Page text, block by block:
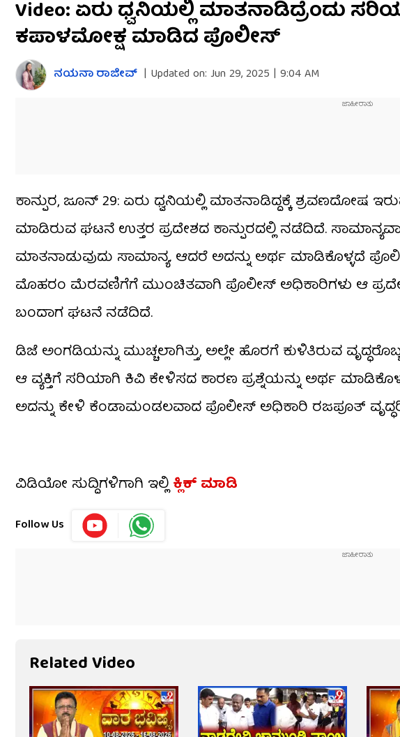
seconds
of
51
seconds Volume
Video: ಏರು ಧ್ವನಿಯಲ್ಲಿ ಮಾತನಾಡಿದ್ರೆಂದು
ಕಪಾಳಮೋಕ್ಷ ಮಾಡಿದ ಪೊಲೀಸ್
ನಯನಾ ರಾಜೀವ್ | Updated on: Jun 29, 2025 | 9:04 AM
ಕಾನ್ಪುರ, ಜೂನ್ 29: ಏರು ಧ್ವನಿಯಲ್ಲಿ ಮಾತನಾಡಿದ್ದಕ್ಕೆ ಶ್ರವಣದೋಷ
ಮಾಡಿರುವ ಘಟನೆ ಉತ್ತರ ಪ್ರದೇಶದ ಕಾನ್ಪುರದಲ್ಲಿ ನಡೆದಿದೆ.
ಮಾತನಾಡುವುದು ಸಾಮಾನ್ಯ. ಆದರೆ ಅದನ್ನು ಅರ್ಥ ಮಾಡಿಕೊಳ್ಳದೆ
ಮೊಹರಂ ಮೆರವಣಿಗೆಗೆ ಮುಂಚಿತವಾಗಿ ಪೊಲೀಸ್ ಅಧಿಕಾರಿಗಳು ಆ
ಬಂದಾಗ ಘಟನೆ ನಡೆದಿದೆ.
ಡಿಜೆ ಅಂಗಡಿಯನ್ನು ಮುಚ್ಚಲಾಗಿತ್ತು, ಅಲ್ಲೇ ಹೊರಗೆ ಕುಳಿತಿರುವ
ಆ ವ್ಯಕ್ತಿಗೆ ಸರಿಯಾಗಿ ಕಿವಿ ಕೇಳಿಸದ ಕಾರಣ ಪ್ರಶ್ನೆಯನ್ನು ಅರ್ಥ
ಅದನ್ನು ಕೇಳಿ ಕೆಂಡಾಮಂಡಲವಾದ ಪೊಲೀಸ್ ಅಧಿಕಾರಿ ರಜಪೂತ್
ವಿಡಿಯೋ ಸುದ್ದಿಗಳಿಗಾಗಿ ಇಲ್ಲಿಕ್ಲಿಕ್ ಮಾಡಿ
Follow Us
Related Video